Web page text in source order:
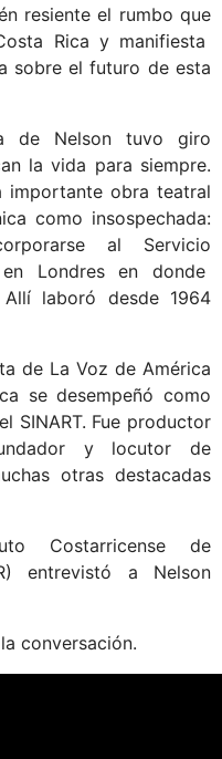
resiente el rumbo que
Rica y manifiesta
sobre el futuro de esta
de Nelson tuvo giro
la vida para siempre.
importante obra teatral
como insospechada:
al Servicio
Londres en donde
laboró desde 1964
de La Voz de América
se desempeñó como
SINART. Fue productor
y locutor de
otras destacadas
Costarricense de
entrevistó a Nelson
conversación.